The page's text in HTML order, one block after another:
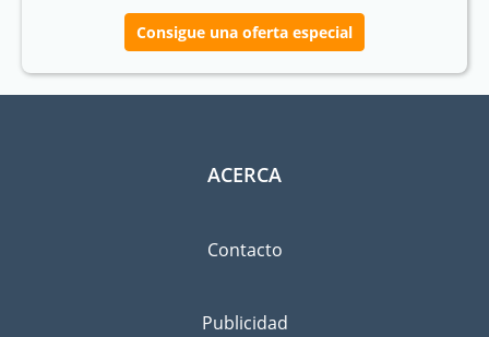
Consigue una oferta especial
ACERCA
Contacto
Publicidad